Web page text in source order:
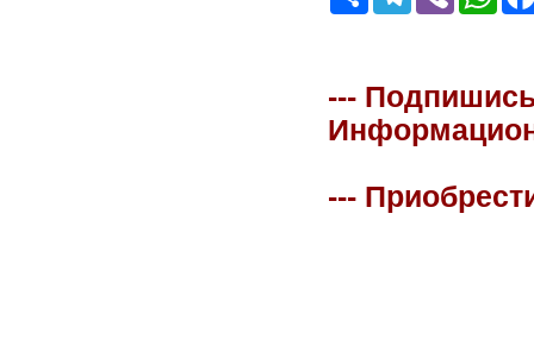
---
---